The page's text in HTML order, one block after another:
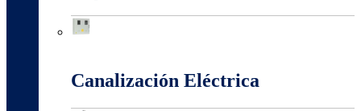
Canalización Eléctrica